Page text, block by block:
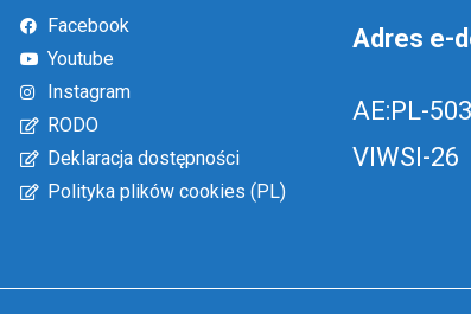
Facebook
Youtube
Instagram
RODO
Deklaracja dostępności
Polityka plików cookies (PL)
Adres e-
AE:PL-
VIWSI-26